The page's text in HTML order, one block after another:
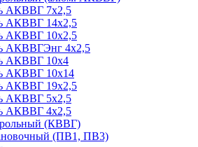
АКВВГ 7х2,5
АКВВГ 14х2,5
АКВВГ 10х2,5
АКВВГЭнг 4х2,5
АКВВГ 10х4
АКВВГ 10х14
АКВВГ 19х2,5
АКВВГ 5х2,5
АКВВГ 4х2,5
(КВВГ)
(ПВ1, ПВ3)